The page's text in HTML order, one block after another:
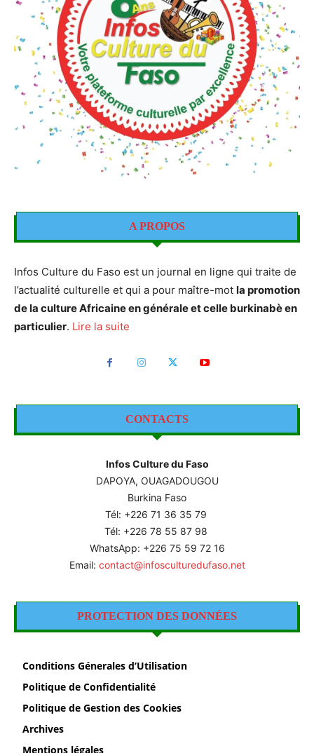
A PROPOS
Infos Culture du Faso est un journal en ligne qui traite de
l’actualité culturelle et qui a pour maître-mot la promotion
de la culture Africaine en générale et celle burkinabè en
particulier. Lire la suite
CONTACTS
Infos Culture du Faso
DAPOYA, OUAGADOUGOU
Burkina Faso
Tél: +226 71 36 35 79
Tél: +226 78 55 87 98
WhatsApp: +226 75 59 72 16
Email: contact@infosculturedufaso.net
PROTECTION DES DONNÉES
Conditions Génerales d’Utilisation
Politique de Confidentialité
Politique de Gestion des Cookies
Archives
Mentions légales